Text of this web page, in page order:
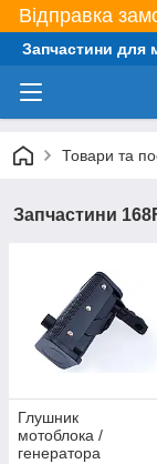
Відправка
Запчастини для
Товари та
Запчастини
Глушник
мотоблока /
генератора